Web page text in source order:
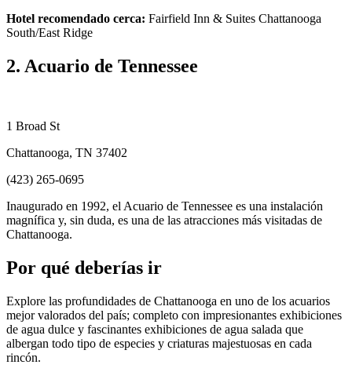
Hotel recomendado cerca: Fairfield Inn & Suites Chattanooga
South/East Ridge
2. Acuario de Tennessee
1 Broad St
Chattanooga, TN 37402
(423) 265-0695
Inaugurado en 1992, el Acuario de Tennessee es una instalación
magnífica y, sin duda, es una de las atracciones más visitadas de
Chattanooga.
Por qué deberías ir
Explore las profundidades de Chattanooga en uno de los acuarios
mejor valorados del país; completo con impresionantes exhibiciones
de agua dulce y fascinantes exhibiciones de agua salada que
albergan todo tipo de especies y criaturas majestuosas en cada
rincón.